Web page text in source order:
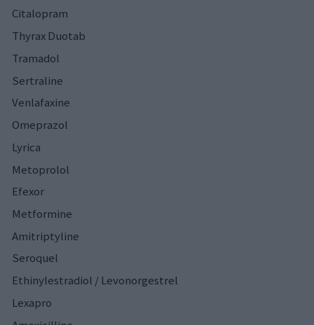
Citalopram
Thyrax Duotab
Tramadol
Sertraline
Venlafaxine
Omeprazol
Lyrica
Metoprolol
Efexor
Metformine
Amitriptyline
Seroquel
Ethinylestradiol / Levonorgestrel
Lexapro